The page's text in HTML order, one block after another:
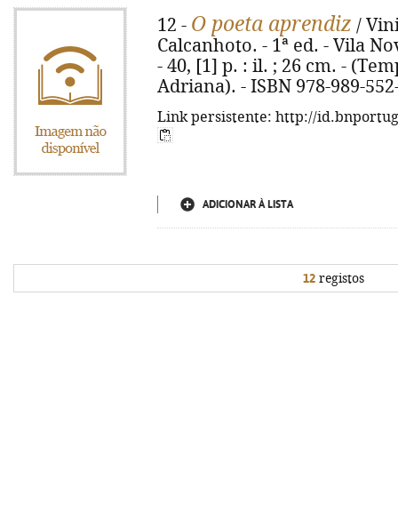
12 - O poeta aprendiz /
Calcanhoto. - 1ª ed. - Vila
- 40, [1] p. : il. ; 26 cm. -
Adriana). - ISBN 978-989-
Link persistente: http://
ADICIONAR À LISTA
12registos